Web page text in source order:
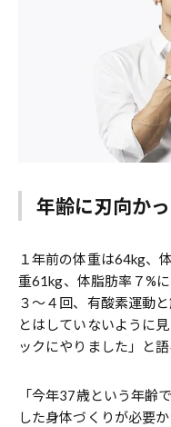
年齢に刃向か
１年前の体重は64kg、
重61kg、体脂肪率７%
３〜４回、有酸素運動
とはしていないように
ックにやりました」と語
「今年37歳という年齢
した身体づくりが必要